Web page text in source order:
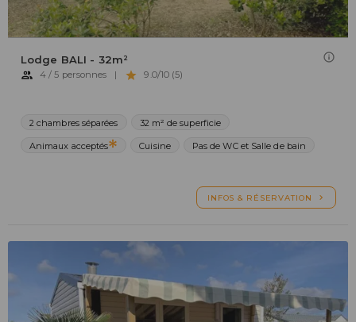
Lodge BALI - 32m²
4 / 5 personnes | 9.0/10 (5)
2 chambres séparées 32 m² de superficie
Animaux acceptés Cuisine Pas de WC et Salle de bain
INFOS & RÉSERVATION